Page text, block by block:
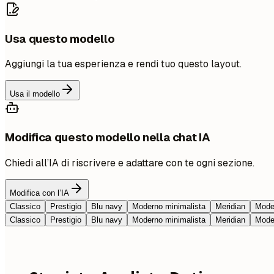
Usa questo modello
Aggiungi la tua esperienza e rendi tuo questo layout.
Usa il modello
Modifica questo modello nella chat IA
Chiedi all’IA di riscrivere e adattare con te ogni sezione.
Modifica con l’IA
Classico
Prestigio Blu navy Moderno minimalista Meridian
Classico
Prestigio Blu navy Moderno minimalista Meridian